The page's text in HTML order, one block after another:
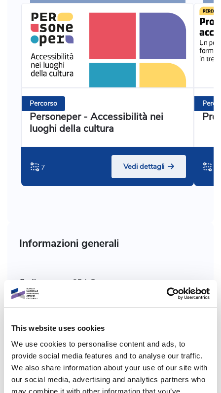
This website uses cookies
We use cookies to personalise content and ads, to
provide social media features and to analyse our traffic.
We also share information about your use of our site with
our social media, advertising and analytics partners who
may combine it with other information that you’ve
Percorso
Personeper - Accessibilità nei
luoghi della cultura
7 Vedi dettagli
Informazioni generali
Codice corso : G7.1-5
Chi:Di Castri Martina
Programma: Dicolab
Ambiti tematici:Gestione, pianificazione e sviluppo